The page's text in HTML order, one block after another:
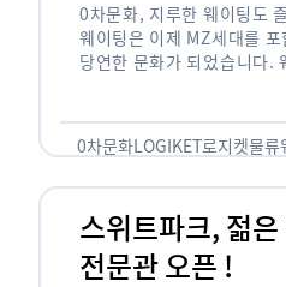
0차문화, 지루한 웨이팅도
웨이팅은 이제 MZ세대를
당연한 문화가 되었습니다.
0차문화LOGIKET로지켓물류
스위트파크, 젊
전문관 오픈 !